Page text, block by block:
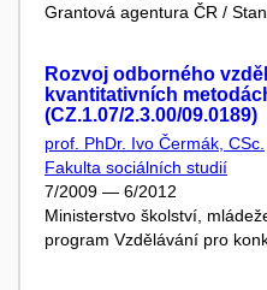
Grantová agentura ČR /
Rozvoj odborného
kvantitativních
(CZ.1.07/2.3.00/09.0189)
prof. PhDr. Ivo Čermák, CSc.
Fakulta sociálních studií
7/2009 — 6/2012
Ministerstvo školství,
program Vzdělávání pro